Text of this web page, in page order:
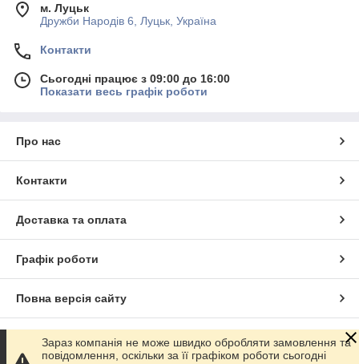
м. Луцьк
Дружби Народів 6, Луцьк, Україна
Контакти
Сьогодні працює з 09:00 до 16:00
Показати весь графік роботи
Про нас
Контакти
Доставка та оплата
Графік роботи
Повна версія сайту
Сайт створено на маркетплейсі Prom.ua
Зараз компанія не може швидко обробляти замовлення та
повідомлення, оскільки за її графіком роботи сьогодні